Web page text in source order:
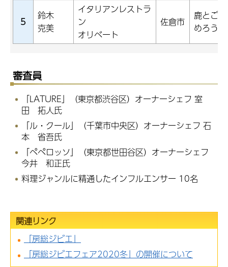
5
鈴木
克美
イタリアンレストラ
ン
オリベート
佐倉市
鹿とご
めろう
審査員
「LATURE」（東京都渋谷区）オーナーシェフ 室
田 拓人氏
「ル・クール」（千葉市中央区）オーナーシェフ 石
本 省吾氏
「ペペロッソ」（東京都世田谷区）オーナーシェフ
今井 和正氏
料理ジャンルに精通したインフルエンサー 10名
関連リンク
「房総ジビエ」
「房総ジビエフェア2020冬」の開催について